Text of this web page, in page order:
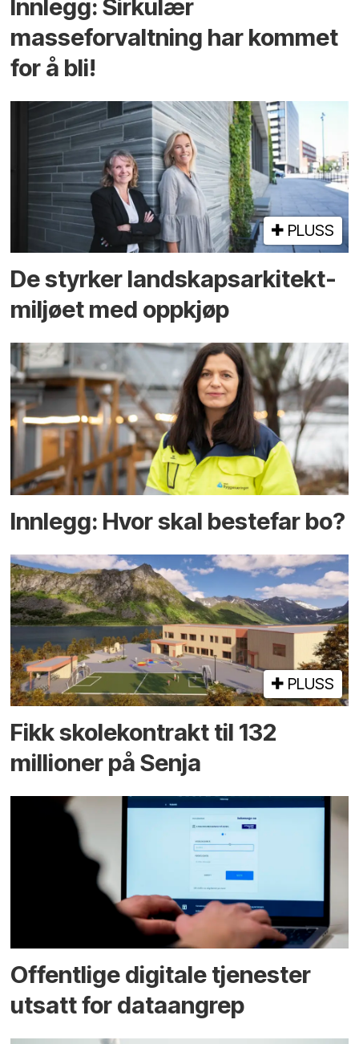
Innlegg: Sirkulær
masseforvaltning har kommet
for å bli!
PLUSS
De styrker landskaps­arkitekt­
miljøet med oppkjøp
Innlegg: Hvor skal bestefar bo?
PLUSS
Fikk skole­kontrakt til 132
millioner på Senja
Offentlige digitale tjenester
utsatt for dataangrep